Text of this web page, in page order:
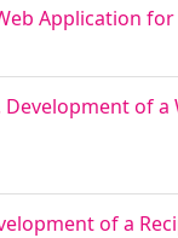
Application
of a
of a